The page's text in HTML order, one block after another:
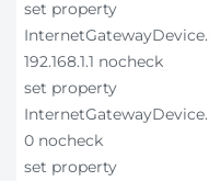
set property
192.168.1.1 nocheck
set property
0 nocheck
set property